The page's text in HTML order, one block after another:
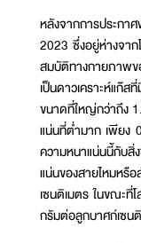
หลังจากการประกา
2023 ซึ่งอยู่ห่างจา
สมบัติทางกายภาพ
เป็นดาวเคราะห์แก๊
ขนาดที่ใหญ่กว่าถึง
แน่นที่ต่ำมาก เพียง
ความหนาแน่นนี้กับสิ่
แน่นของสายไหมห
เซนติเมตร ในขณะที่
กรัมต่อลูกบาศก์เซน